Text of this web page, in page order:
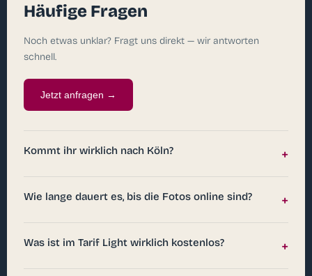
Häufige Fragen
Noch etwas unklar? Fragt uns direkt — wir antworten
schnell.
Jetzt anfragen →
Kommt ihr wirklich nach Köln? +
Wie lange dauert es, bis die Fotos online sind? +
Was ist im Tarif Light wirklich kostenlos? +